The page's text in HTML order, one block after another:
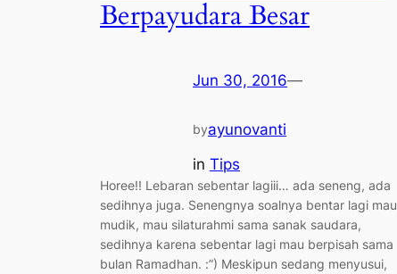
Berpayudara Besar
Jun 30, 2016—
byayunovanti
in Tips
Horee!! Lebaran sebentar lagiii… ada seneng, ada
sedihnya juga. Senengnya soalnya bentar lagi mau
mudik, mau silaturahmi sama sanak saudara,
sedihnya karena sebentar lagi mau berpisah sama
bulan Ramadhan. :”) Meskipun sedang menyusui,